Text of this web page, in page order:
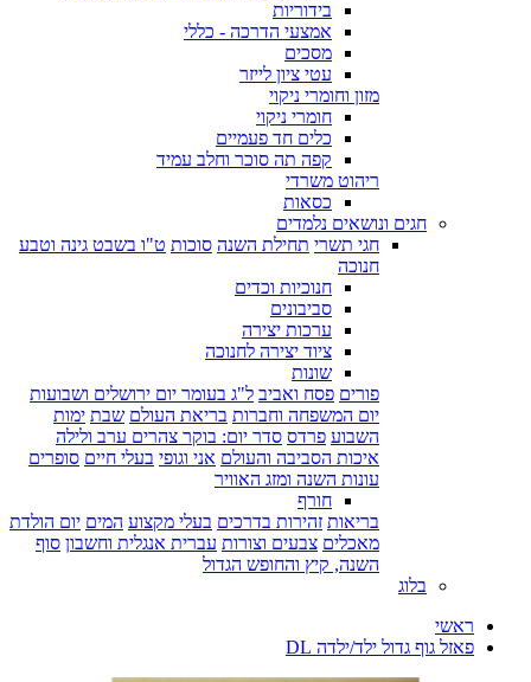
בידוריות
אמצעי הדרכה - כללי
מסכים
עטי ציון לייזר
מזון וחומרי ניקוי
חומרי ניקוי
כלים חד פעמיים
קפה תה סוכר וחלב עמיד
ריהוט משרדי
כסאות
חגים ונושאים נלמדים
חגי תשרי תחילת השנה סוכות ט"ו בשבט גינה וטבע
חנוכה
חנוכיות וכדים
סביבונים
ערכות יצירה
ציוד יצירה לחנוכה
שונות
פורים פסח ואביב ל"ג בעומר יום ירושלים ושבועות
יום המשפחה וחברות בריאת העולם שבת ימות
השבוע פרדס סדר יום: בוקר צהרים ערב ולילה
איכות הסביבה והעולם אני וגופי בעלי חיים סופרים
עונות השנה ומזג האוויר
חורף
בריאות זהירות בדרכים בעלי מקצוע המים יום הולדת
מאכלים צבעים וצורות עברית אנגלית וחשבון סוף
השנה, קיץ והחופש הגדול
בלוג
ראשי
פאזל גוף גדול ילד/ילדה DL